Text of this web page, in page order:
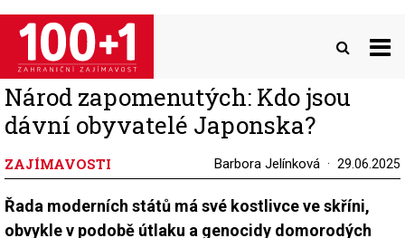
Přejít
hlavnímu
obsahu
Národ zapomenutých: Kdo jsou
dávní obyvatelé Japonska?
ZAJÍMAVOSTI Barbora Jelínková 29.06.2025
Řada moderních států má své kostlivce ve skříni,
obvykle v podobě útlaku a genocidy domorodých